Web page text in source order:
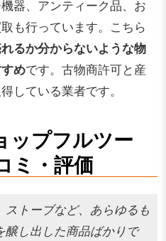
器、アンティーク品、お
も行っています。こちら
るか分からないような物
めです。古物商許可と産
している業者です。
ップフルツー
ミ・評価
トーブなど、あらゆるも
醸し出した商品ばかりで